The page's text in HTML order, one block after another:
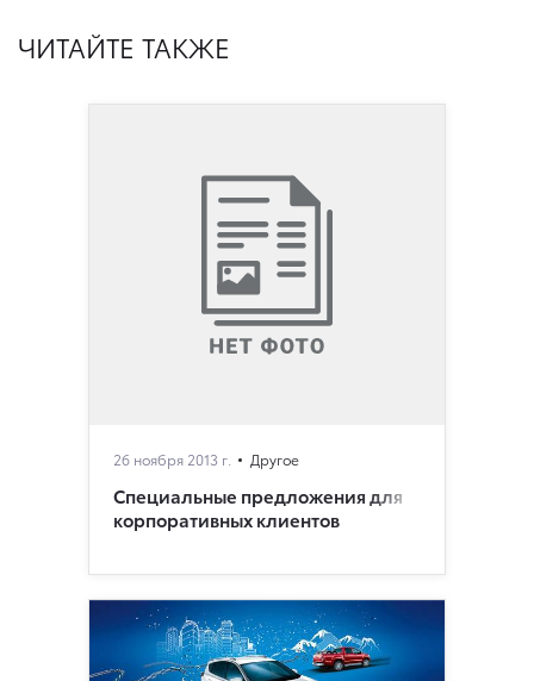
ЧИТАЙТЕ ТАКЖЕ
26 ноября 2013 г. Другое
Специальные предложения для
корпоративных клиентов